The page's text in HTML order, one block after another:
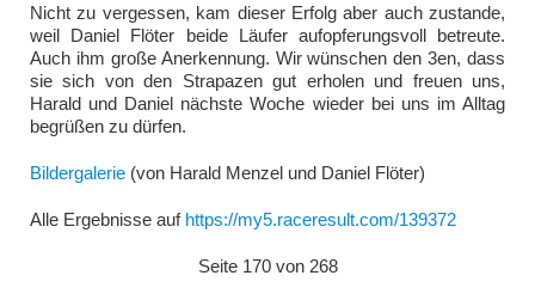
Nicht zu vergessen, kam dieser Erfolg aber auch zustande,
weil Daniel Flöter beide Läufer aufopferungsvoll betreute.
Auch ihm große Anerkennung. Wir wünschen den 3en, dass
sie sich von den Strapazen gut erholen und freuen uns,
Harald und Daniel nächste Woche wieder bei uns im Alltag
begrüßen zu dürfen.
Bildergalerie(von Harald Menzel und Daniel Flöter)
Alle Ergebnisse auf https://my5.raceresult.com/139372
Seite 170 von 268